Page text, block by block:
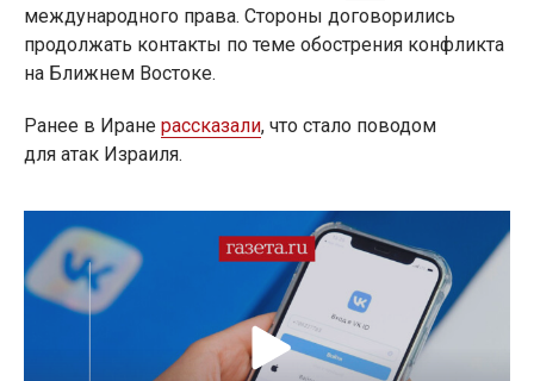
международного права. Стороны договорились
продолжать контакты по теме обострения конфликта
на Ближнем Востоке.
Ранее в Иране рассказали, что стало поводом
для атак Израиля.